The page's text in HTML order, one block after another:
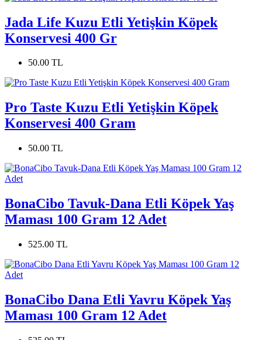
Jada Life Kuzu Etli Yetişkin Köpek
Konservesi 400 Gr
50.00 TL
Pro Taste Kuzu Etli Yetişkin Köpek
Konservesi 400 Gram
50.00 TL
BonaCibo Tavuk-Dana Etli Köpek Yaş
Maması 100 Gram 12 Adet
525.00 TL
BonaCibo Dana Etli Yavru Köpek Yaş
Maması 100 Gram 12 Adet